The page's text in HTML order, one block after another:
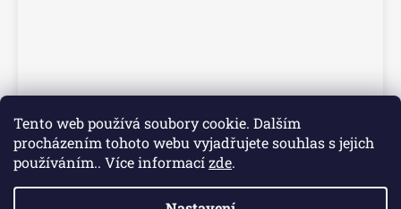
Tento web používá soubory cookie. Dalším
procházením tohoto webu vyjadřujete souhlas s jejich
používáním.. Více informacízde.